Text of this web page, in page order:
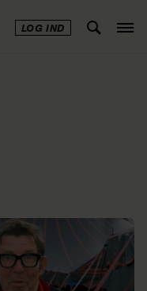
LOG IND